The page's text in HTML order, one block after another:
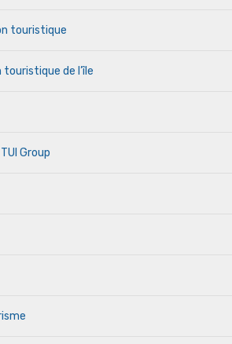
touristique
de l’île
Group